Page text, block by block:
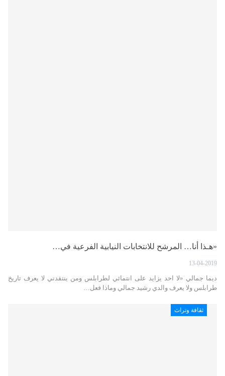
«هـذا أنا… المرشح للانتخابات النيابية الفرعية في…
13-04-2019
ديما جمالي «لا احد يزايد على انتمائي لطرابلس ومن ينتقدني لا يعرف تاريخ
طرابلس ولا يعرف والدي رشيد جمالي وماذا فعل…
ثقافة وتراث